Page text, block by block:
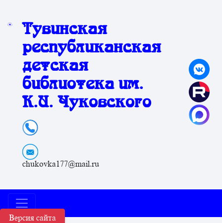
Версия сайта
Тувинская
республиканская
детская
библиотека им.
К.И. Чуковского
chukovka177@mail.ru